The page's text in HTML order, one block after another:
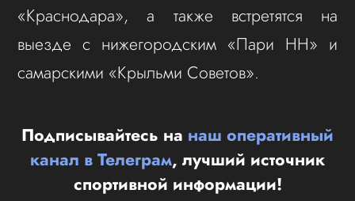
«Краснодара», а также встретятся на
выезде с нижегородским «Пари НН» и
самарскими «Крыльми Советов».
Подписывайтесь на наш оперативный
канал в Телеграм, лучший источник
спортивной информации!